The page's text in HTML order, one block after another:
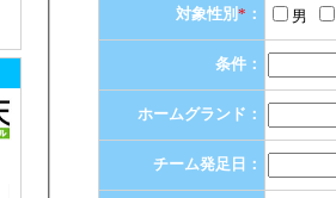
対象性別 * ： 男
条件：
ホームグランド：
チーム発足日：